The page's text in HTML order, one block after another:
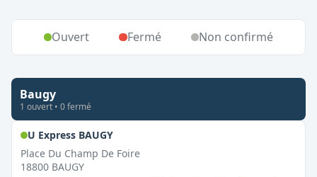
Ouvert Fermé Non confirmé
Baugy
1 ouvert • 0fermé
U Express BAUGY,
Place Du Champ De Foire
18800 BAUGY